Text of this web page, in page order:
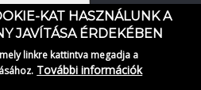
English
Magyar
KAT HASZNÁLUNK A
JAVÍTÁSA ÉRDEKÉBEN
linkre kattintva megadja a
További információk